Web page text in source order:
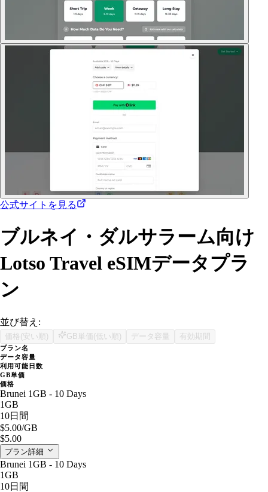
公式サイトを見る
ブルネイ・ダルサラーム向け
Lotso Travel eSIMデータプラ
ン
並び替え:
価格(安い順) GB単価(低い順) データ容量 有効期間
プラン名
データ容量
利用可能日数
GB単価
価格
Brunei 1GB - 10 Days
1GB
10日間
$5.00/GB
$5.00
プラン詳細
Brunei 1GB - 10 Days
1GB
10日間